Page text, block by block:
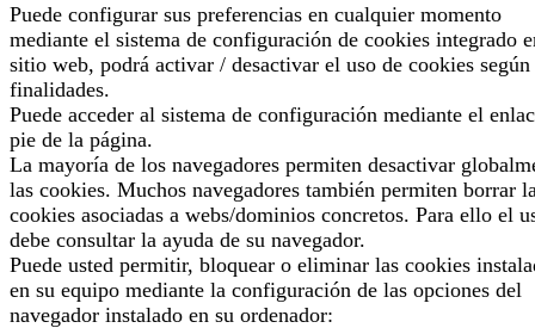
Puede configurar sus preferencias en cualquier momento
mediante el sistema de configuración de cookies integrado
sitio web, podrá activar / desactivar el uso de cookies según
finalidades.
Puede acceder al sistema de configuración mediante el
pie de la página.
La mayoría de los navegadores permiten desactivar
las cookies. Muchos navegadores también permiten borrar
cookies asociadas a webs/dominios concretos. Para ello el
debe consultar la ayuda de su navegador.
Puede usted permitir, bloquear o eliminar las cookies
en su equipo mediante la configuración de las opciones del
navegador instalado en su ordenador: